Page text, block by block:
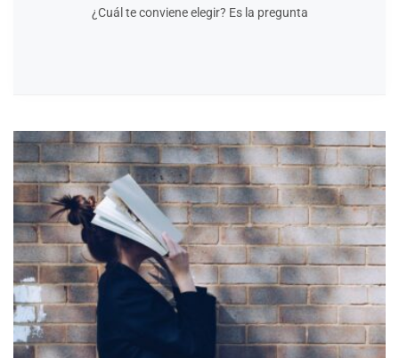
¿Cuál te conviene elegir? Es la pregunta